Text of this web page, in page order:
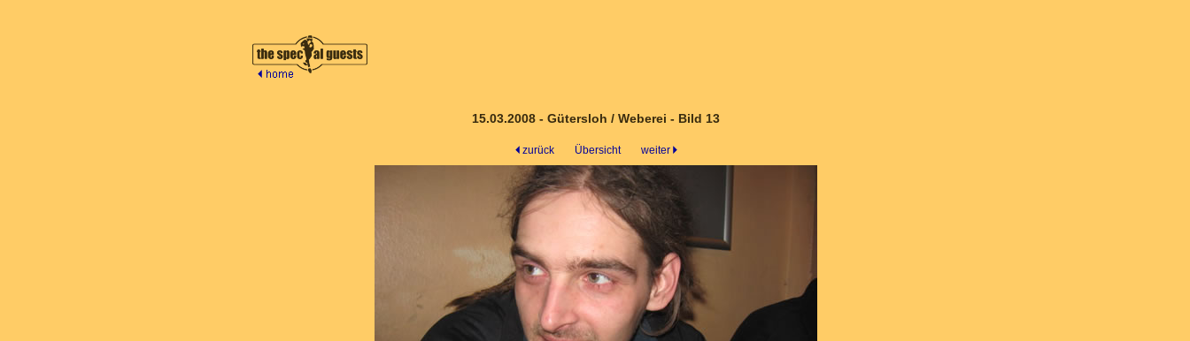
15.03.2008 - Gütersloh / Weberei - Bild 13
zurück Übersicht weiter